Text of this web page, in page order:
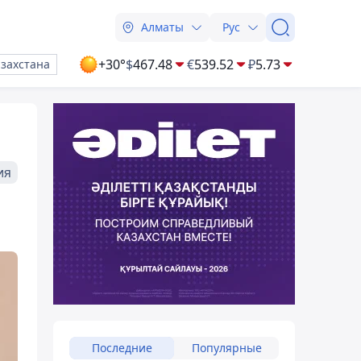
Алматы Рус
+30°$467.48 €539.52 ₽5.73
Последние Популярные